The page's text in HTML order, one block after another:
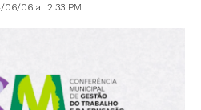
06/06 at 2:33 PM